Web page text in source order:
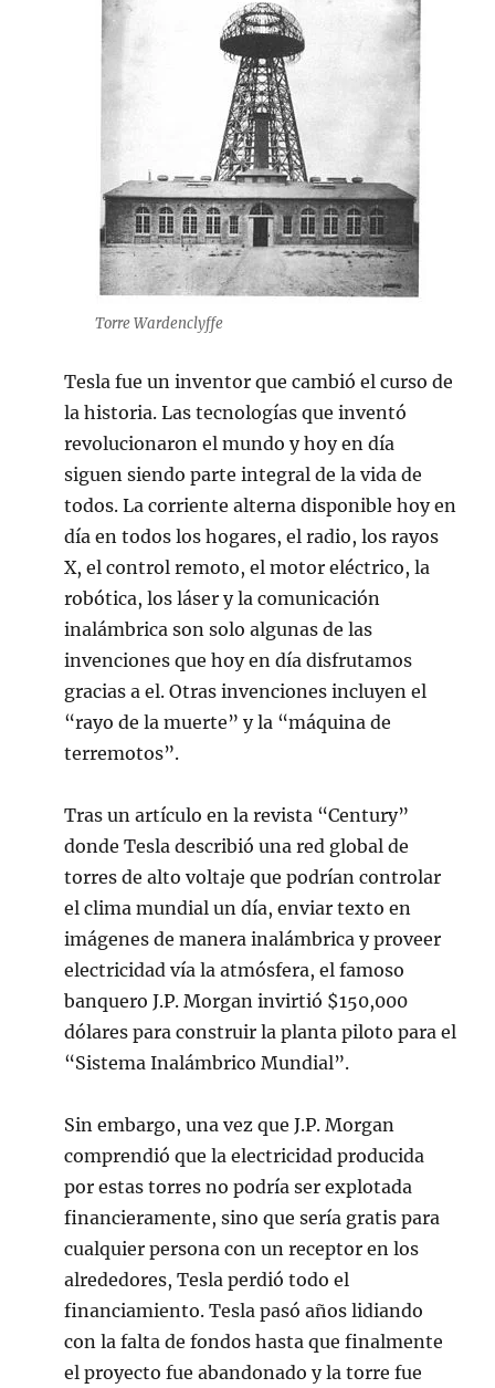
Torre Wardenclyffe
Tesla fue un inventor que cambió el curso de
la historia. Las tecnologías que inventó
revolucionaron el mundo y hoy en día
siguen siendo parte integral de la vida de
todos. La corriente alterna disponible hoy en
día en todos los hogares, el radio, los rayos
X, el control remoto, el motor eléctrico, la
robótica, los láser y la comunicación
inalámbrica son solo algunas de las
invenciones que hoy en día disfrutamos
gracias a el. Otras invenciones incluyen el
“rayo de la muerte” y la “máquina de
terremotos”.
Tras un artículo en la revista “Century”
donde Tesla describió una red global de
torres de alto voltaje que podrían controlar
el clima mundial un día, enviar texto en
imágenes de manera inalámbrica y proveer
electricidad vía la atmósfera, el famoso
banquero J.P. Morgan invirtió $150,000
dólares para construir la planta piloto para el
“Sistema Inalámbrico Mundial”.
Sin embargo, una vez que J.P. Morgan
comprendió que la electricidad producida
por estas torres no podría ser explotada
financieramente, sino que sería gratis para
cualquier persona con un receptor en los
alrededores, Tesla perdió todo el
financiamiento. Tesla pasó años lidiando
con la falta de fondos hasta que finalmente
el proyecto fue abandonado y la torre fue